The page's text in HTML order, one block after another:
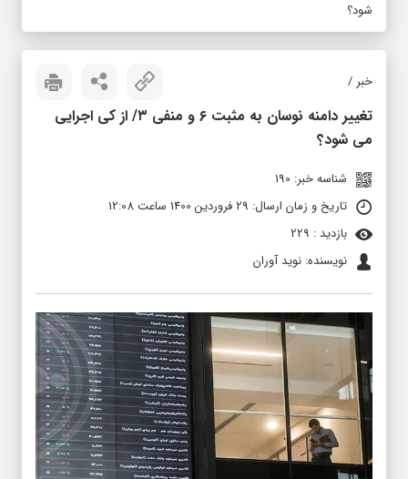
شود؟
خبر /
تغییر دامنه نوسان به مثبت ۶ و منفی ۳/ از کی اجرایی
می شود؟
شناسه خبر: 190
تاریخ و زمان ارسال: 29 فروردین 1400 ساعت 12:08
بازدید : 229
نویسنده: نوید آوران